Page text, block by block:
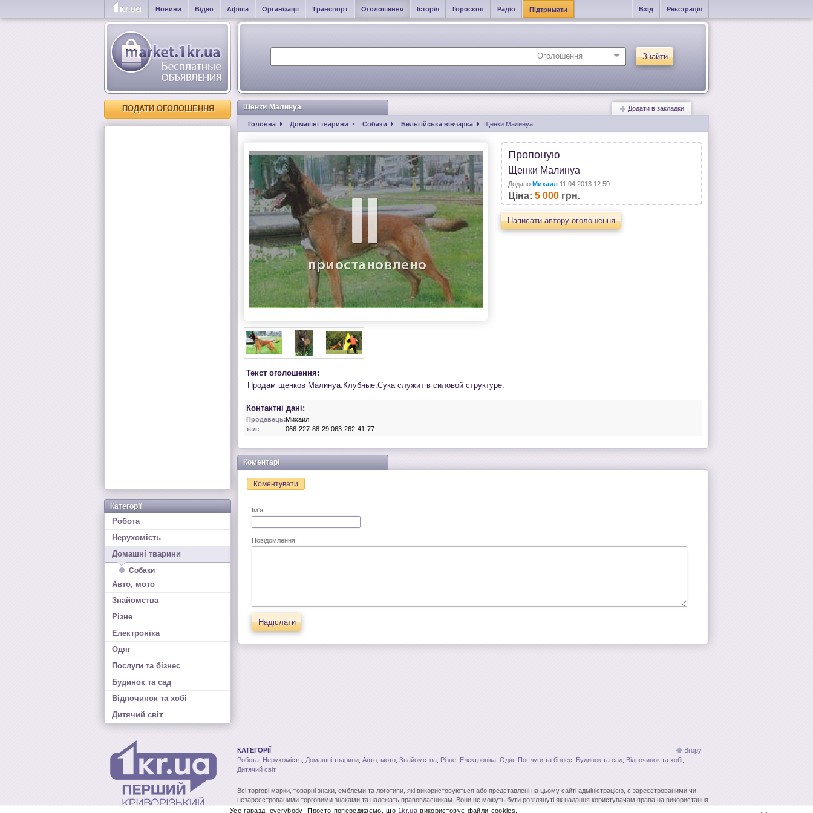
Новини Відео Афіша Організації Транспорт Оголошення Історія Гороскоп Радіо Підтримати Вхід Реєстрація
Знайти
ПОДАТИ ОГОЛОШЕННЯ
Категорії
Робота
Нерухомість
Домашні тварини
Собаки
Авто, мото
Знайомства
Різне
Електроніка
Одяг
Послуги та бізнес
Будинок та сад
Відпочинок та хобі
Дитячий світ
Додати в закладки
Щенки Малинуа
Головна Домашні тварини Собаки Бельгійська вівчарка Щенки Малинуа
Пропоную
Щенки Малинуа
Додано Михаил 11.04.2013 12:50
Ціна: 5 000 грн.
Написати автору оголошення
Текст оголошення:
Продам щенков Малинуа.Клубные.Сука служит в силовой структуре.
Контактні дані:
Продавець:Михаил
тел:
066-227-88-29 063-262-41-77
Коментарі
Коментувати
Ім'я:
Повідомлення:
Надіслати
Вгору
КАТЕГОРІЇ
Робота Нерухомість Домашні тварини Авто, мото Знайомства Різне Електроніка Одяг, Послуги та бізнес Будинок та сад Відпочинок та хобі
Дитячий світ
Всі торгові марки, товарні знаки, емблеми та логотипи, які використовуються або представлені на цьому сайті адміністрацією, є зареєстрованими чи
незареєстрованими торговими знаками та належать правовласникам. Вони не можуть бути розглянуті як надання користувачам права на використання
без письмового на те дозволу. Повне чи часткове копіювання матеріалів без відкритого для пошукових систем гіперпосилання джерело заборонено.
Усе гаразд, everybody! Просто попереджаємо, що 1kr.ua використовує файли cookies.